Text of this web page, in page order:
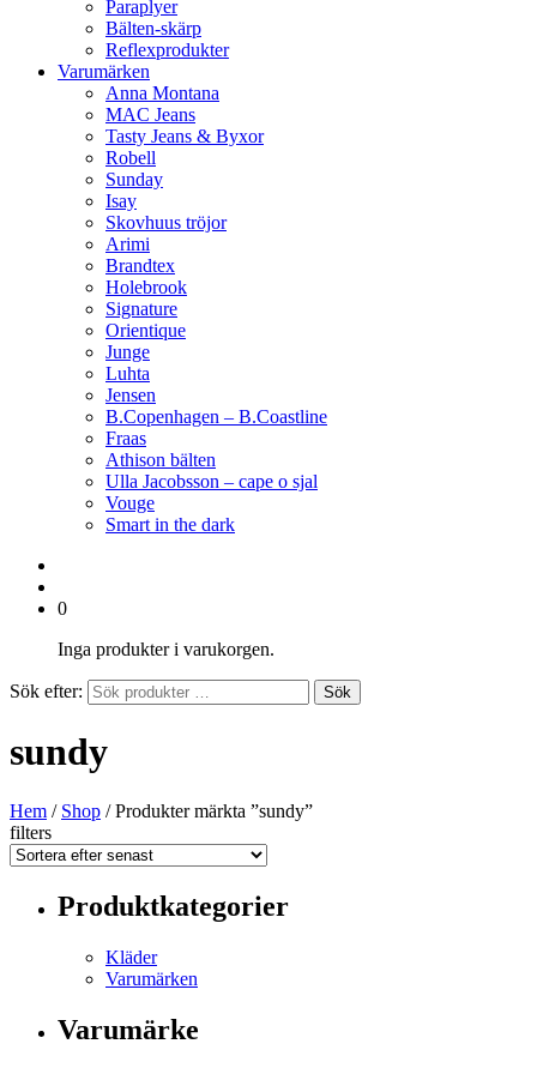
Paraplyer
Bälten-skärp
Reflexprodukter
Varumärken
Anna Montana
MAC Jeans
Tasty Jeans & Byxor
Robell
Sunday
Isay
Skovhuus tröjor
Arimi
Brandtex
Holebrook
Signature
Orientique
Junge
Luhta
Jensen
B.Copenhagen – B.Coastline
Fraas
Athison bälten
Ulla Jacobsson – cape o sjal
Vouge
Smart in the dark
0
Inga produkter i varukorgen.
Sök efter: Sök
sundy
Hem / Shop / Produkter märkta ”sundy”
filters
Produktkategorier
Kläder
Varumärken
Varumärke